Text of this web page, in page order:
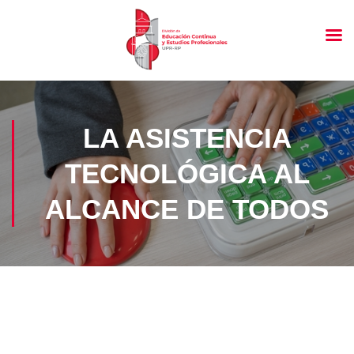
LA ASISTENCIA
TECNOLÓGICA AL
ALCANCE DE TODOS